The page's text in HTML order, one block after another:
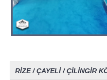
RİZE / ÇAYELİ / ÇİLİNGİR